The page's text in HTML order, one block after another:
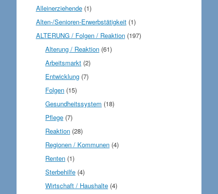
Alleinerziehende(1)
Alten-/Senioren-Erwerbstätigkeit(1)
ALTERUNG / Folgen / Reaktion(197)
Alterung / Reaktion (61)
Arbeitsmarkt (2)
Entwicklung (7)
Folgen (15)
Gesundheitssystem (18)
Pflege (7)
Reaktion (28)
Regionen / Kommunen (4)
Renten (1)
Sterbehilfe (4)
Wirtschaft / Haushalte (4)